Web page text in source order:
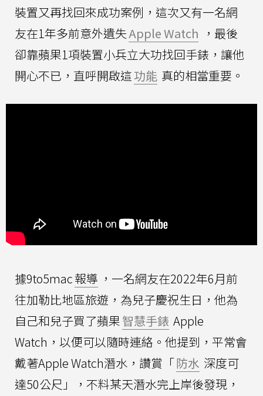
裝置又再找回來成功案例，這次又有一名網
友在1年多前意外遺失Apple Watch ，最後
卻靠蘋果1項裝置小兵立大功找回手錶，讓他
開心不已，直呼開啟這功能 真的相當重要。
據9to5mac報導 ，一名網友在2022年6月前
往加勒比地區旅遊，為兒子慶祝生日，他為
自己和兒子買了蘋果智慧手錶 Apple
Watch，以便可以隨時連絡。他提到，平常會
戴著Apple Watch潛水，讚賞「防水 深度可
達50公尺」，不料某天潛水完上岸後發現，